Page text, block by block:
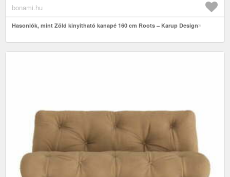
bonami.hu
Hasonlók, mint Zöld kinyitható kanapé 160 cm Roots – Karup Design